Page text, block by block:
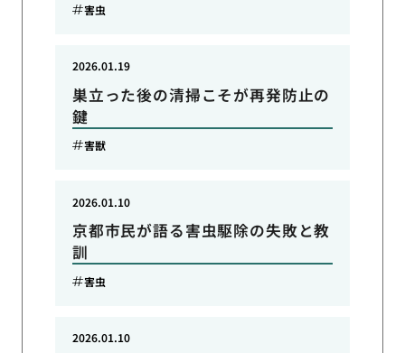
害虫
巣立った後の清掃こそが再発防止の
鍵
2026.01.19
害獣
京都市民が語る害虫駆除の失敗と教
訓
2026.01.10
害虫
2026.01.10